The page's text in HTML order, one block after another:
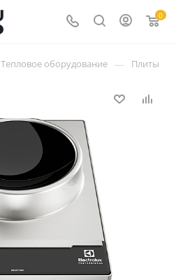
0
Тепловое оборудование — Плиты